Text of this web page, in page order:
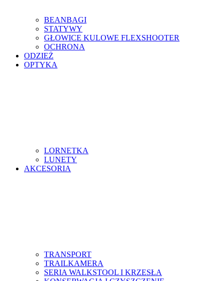
BEANBAGI
STATYWY
GŁOWICE KULOWE FLEXSHOOTER
OCHRONA
ODZIEŻ
OPTYKA
LORNETKA
LUNETY
AKCESORIA
TRANSPORT
TRAILKAMERA
SERIA WALKSTOOL I KRZESŁA